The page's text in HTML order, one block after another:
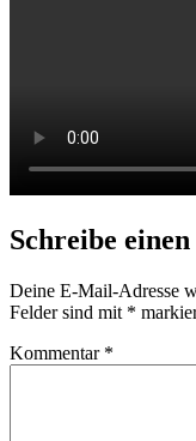
Schreibe
Deine E-Mail-Adresse
Felder sind mit *
Kommentar *